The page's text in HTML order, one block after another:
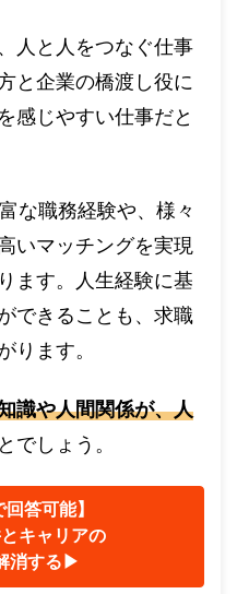
人と人をつなぐ仕事
と企業の橋渡し役に
感じやすい仕事だと
な職務経験や、様々
いマッチングを実現
ます。人生経験に基
できることも、求職
ります。
識や人間関係が、人
でしょう。
回答可能】
キャリアの
消する▶︎